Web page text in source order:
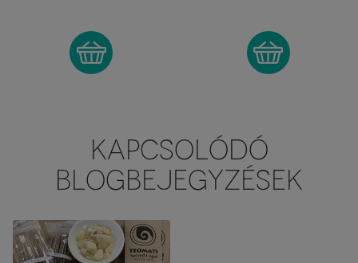
KAPCSOLÓDÓ
BLOGBEJEGYZÉSEK